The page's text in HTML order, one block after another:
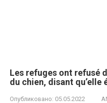
Les refuges ont refusé
du chien, disant qu’elle
Опубликовано: 05.05.2022